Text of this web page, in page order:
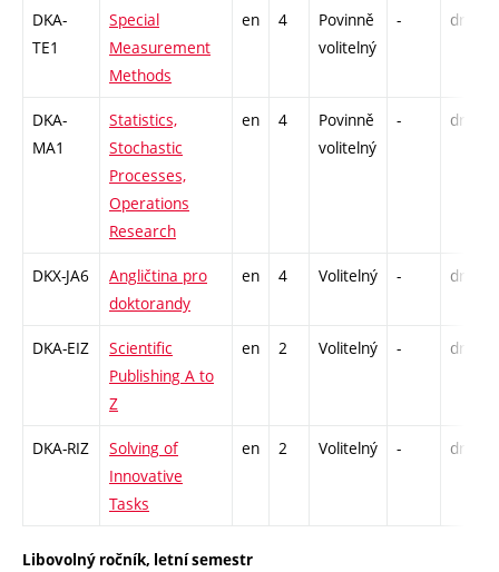
DKA-
TE1
Special
Measurement
Methods
en 4
Povinně
volitelný
- drzk
DKA-
MA1
Statistics,
Stochastic
Processes,
Operations
Research
en 4
Povinně
volitelný
- drzk
DKX-JA6
Angličtina pro
doktorandy
en 4 Volitelný - drzk
DKA-EIZ
Scientific
Publishing A to
Z
en 2 Volitelný - drzk
DKA-RIZ
Solving of
Innovative
Tasks
en 2 Volitelný - drzk
Libovolný ročník, letní semestr